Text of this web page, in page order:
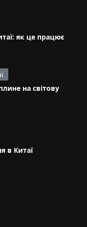
як це працює
на світову
в Китаї